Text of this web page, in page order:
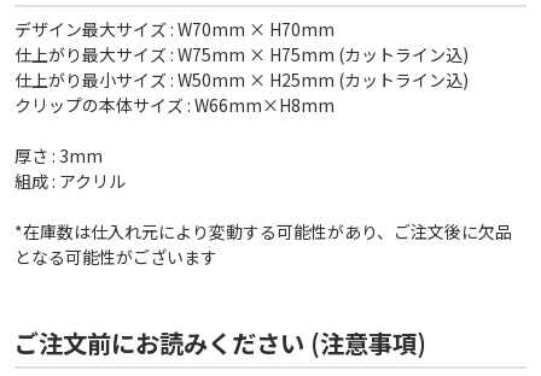
デザイン最大サイズ : W70mm × H70mm
仕上がり最大サイズ : W75mm × H75mm (カットライン込)
仕上がり最小サイズ : W50mm × H25mm (カットライン込)
クリップの本体サイズ : W66mm×H8mm
厚さ : 3mm
組成 : アクリル
*在庫数は仕入れ元により変動する可能性があり、ご注文後に欠品
となる可能性がございます
ご注文前にお読みください (注意事項)